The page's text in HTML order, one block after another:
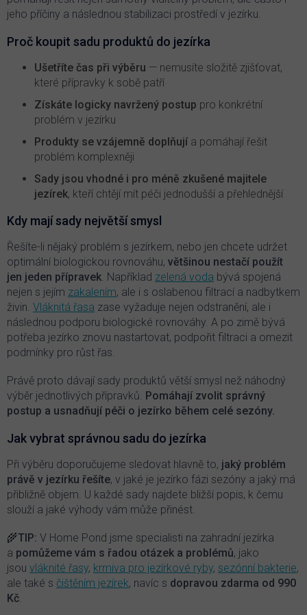
p
i
u
jeho příčiny a následnou stabilizaci prostředí v jezírku.
Proč koupit sadu produktů do jezírka
Ušetříte čas při výběru — nemusíte složitě zjišťovat,
které přípravky k sobě patří
Získáte logicky navržený postup pro konkrétní
problém v jezírku
Produkty se vzájemně doplňují a pomáhají řešit
problém komplexněji
Sady jsou vhodné i pro méně zkušené majitele
jezírek, kteří chtějí mít péči jednodušší a přehlednější
Kdy mají sady největší smysl
Řešíte-li nějaký problém s jezírkem, nebo jen chcete udržet
optimální biologickou rovnováhu, většinou nestačí použít
jen jeden přípravek. Například zelená voda bývá spojená
nejen s jejím zakalením, ale i s oslabenou filtrací a nadbytkem
živin. Vláknitá řasa zase vyžaduje nejen odstranění, ale i
následnou podporu biologické rovnováhy. A po zimě bývá
potřeba jezírko znovu nastartovat, podpořit filtraci a omezit
podmínky pro růst řas.
Právě proto dávají sady produktů větší smysl než náhodný
výběr jednotlivých přípravků. Pomáhají zvolit správný
postup a usnadňují péči o jezírko během celé sezóny.
Jak vybrat správnou sadu do jezírka
Při výběru doporučujeme sledovat hlavně to, jaký problém
právě v jezírku řešíte, v jaké je jezírko fázi sezóny a jaký má
přibližně objem. U každé sady najdete bližší popis, k čemu
slouží a jaké výhody vám může přinést.
🌾TIP: V Home Pond jsme specialisti na zahradní jezírka
a pomůžeme vám s řadou otázek a problémů, jako
jsou vláknité řasy, krmiva pro jezírkové ryby, sezónní bakterie,
ale také s čištěním jezírek, navíc s dopravou zdarma od 990
Kč.